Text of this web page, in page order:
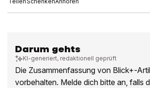
Darum gehts
KI-generiert, redaktionell geprüft
Die Zusammenfassung von Blick+-
vorbehalten. Melde dich bitte an, falls